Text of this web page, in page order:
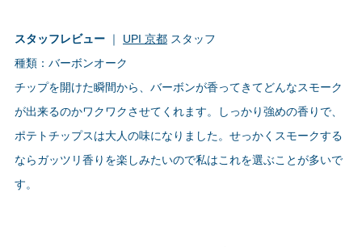
スタッフレビュー ｜ UPI 京都 スタッフ
種類：バーボンオーク
チップを開けた瞬間から、バーボンが香ってきてどんなスモーク
が出来るのかワクワクさせてくれます。しっかり強めの香りで、
ポテトチップスは大人の味になりました。せっかくスモークする
ならガッツリ香りを楽しみたいので私はこれを選ぶことが多いで
す。